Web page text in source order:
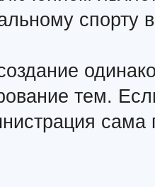
спорту
тем.
сама